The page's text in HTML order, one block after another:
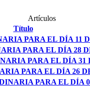
Artículos
Título
PARA EL DÍA 11
PARA EL DÍA 28
PARA EL DÍA 31
PARA EL DÍA 26
PARA EL DÍA